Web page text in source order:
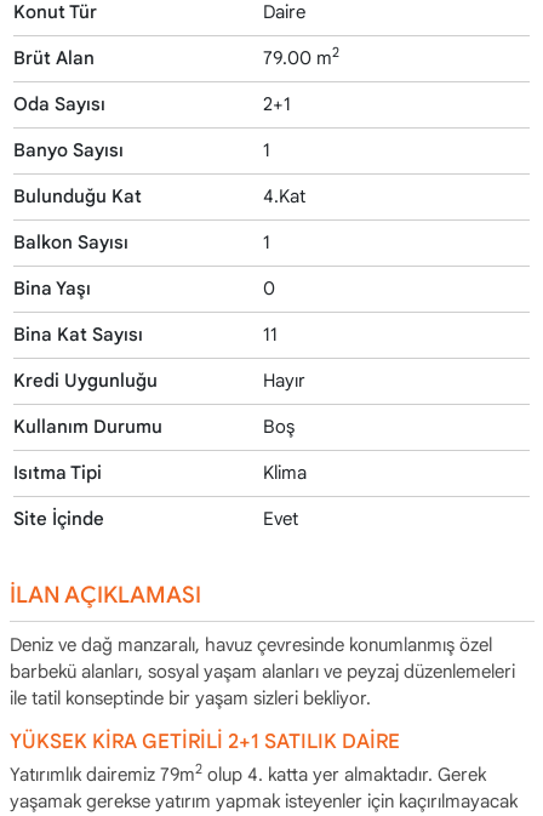
Konut Tür Daire
Brüt Alan 79.00 m2
Oda Sayısı 2+1
Banyo Sayısı 1
Bulunduğu Kat 4.Kat
Balkon Sayısı 1
Bina Yaşı 0
Bina Kat Sayısı 11
Kredi Uygunluğu Hayır
Kullanım Durumu Boş
Isıtma Tipi Klima
Site İçinde Evet
İLAN AÇIKLAMASI
Deniz ve dağ manzaralı, havuz çevresinde konumlanmış özel
barbekü alanları, sosyal yaşam alanları ve peyzaj düzenlemeleri
ile tatil konseptinde bir yaşam sizleri bekliyor.
YÜKSEK KİRA GETİRİLİ 2+1 SATILIK DAİRE
Yatırımlık dairemiz 79m2olup 4. katta yer almaktadır. Gerek
yaşamak gerekse yatırım yapmak isteyenler için kaçırılmayacak